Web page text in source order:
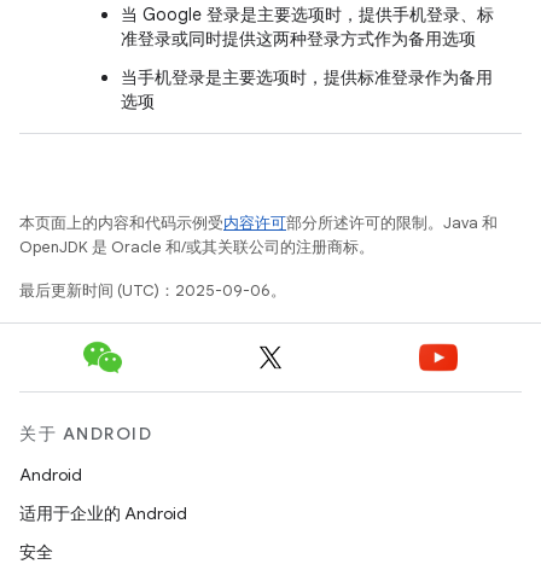
当 Google 登录是主要选项时，提供手机登录、标
准登录或同时提供这两种登录方式作为备用选项
当手机登录是主要选项时，提供标准登录作为备用
选项
本页面上的内容和代码示例受内容许可部分所述许可的限制。Java 和
OpenJDK 是 Oracle 和/或其关联公司的注册商标。
最后更新时间 (UTC)：2025-09-06。
关于 ANDROID
Android
适用于企业的 Android
安全